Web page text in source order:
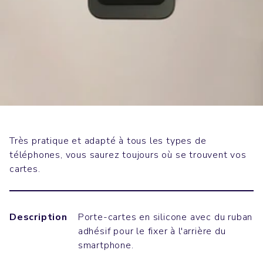
Très pratique et adapté à tous les types de
téléphones, vous saurez toujours où se trouvent vos
cartes.
Description
Porte-cartes en silicone avec du ruban
adhésif pour le fixer à l'arrière du
smartphone.